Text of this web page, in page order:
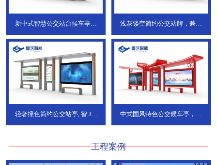
新中式智慧公交站台候车亭，
浅灰镂空简约公交站牌，兼具
轻奢撞色简约公交站亭, 智 JT-
中式国风特色公交候车亭，承
工程案例